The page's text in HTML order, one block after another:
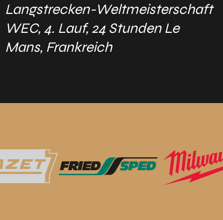
Langstrecken-Weltmeisterschaft
WEC, 4. Lauf, 24 Stunden Le
Mans, Frankreich